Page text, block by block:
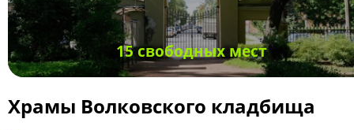
15 свободных мест
Храмы Волковского кладбища